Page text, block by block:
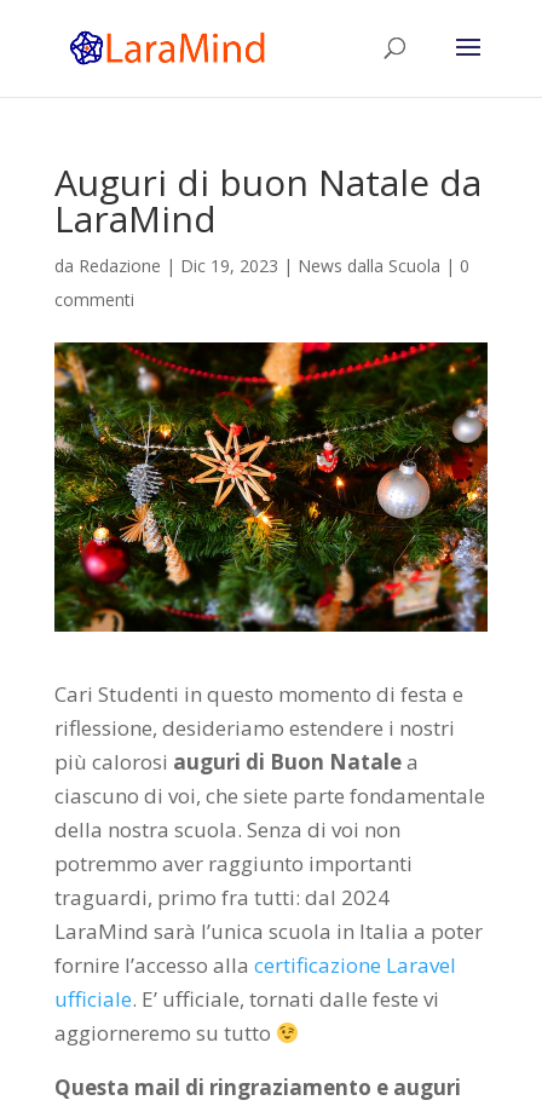
Auguri di buon Natale da
LaraMind
da Redazione | Dic 19, 2023 | News dalla Scuola | 0
commenti
Cari Studenti in questo momento di festa e
riflessione, desideriamo estendere i nostri
più calorosi auguri di Buon Natalea
ciascuno di voi, che siete parte fondamentale
della nostra scuola. Senza di voi non
potremmo aver raggiunto importanti
traguardi, primo fra tutti: dal 2024
LaraMind sarà l’unica scuola in Italia a poter
fornire l’accesso alla certificazione Laravel
ufficiale. E’ ufficiale, tornati dalle feste vi
aggiorneremo su tutto
Questa mail di ringraziamento e auguri